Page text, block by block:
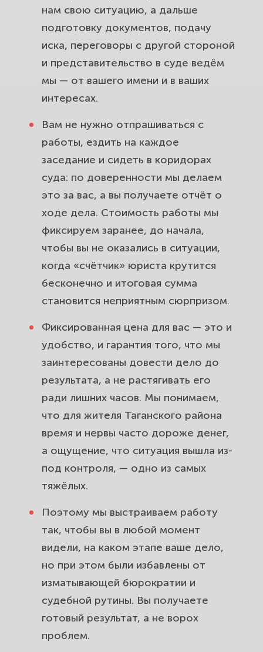
нам свою ситуацию, а дальше
подготовку документов, подачу
иска, переговоры с другой стороной
и представительство в суде ведём
мы — от вашего имени и в ваших
интересах.
Вам не нужно отпрашиваться с
работы, ездить на каждое
заседание и сидеть в коридорах
суда: по доверенности мы делаем
это за вас, а вы получаете отчёт о
ходе дела. Стоимость работы мы
фиксируем заранее, до начала,
чтобы вы не оказались в ситуации,
когда «счётчик» юриста крутится
бесконечно и итоговая сумма
становится неприятным сюрпризом.
Фиксированная цена для вас — это и
удобство, и гарантия того, что мы
заинтересованы довести дело до
результата, а не растягивать его
ради лишних часов. Мы понимаем,
что для жителя Таганского района
время и нервы часто дороже денег,
а ощущение, что ситуация вышла из-
под контроля, — одно из самых
тяжёлых.
Поэтому мы выстраиваем работу
так, чтобы вы в любой момент
видели, на каком этапе ваше дело,
но при этом были избавлены от
изматывающей бюрократии и
судебной рутины. Вы получаете
готовый результат, а не ворох
проблем.